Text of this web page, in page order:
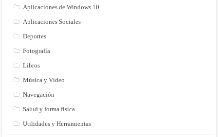
Aplicaciones de Windows 10
Aplicaciones Sociales
Deportes
Fotografía
Libros
Música y Vídeo
Navegación
Salud y forma fisica
Utilidades y Herramientas